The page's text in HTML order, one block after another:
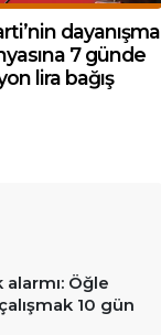
dayanışma
7 günde
lira bağış
alarmı: Öğle
10 gün